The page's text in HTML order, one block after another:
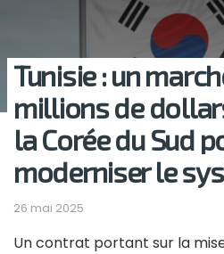
Tunisie : un
millions de
la Corée du Sud
moderniser le
26 mai 2025
Un contrat portant sur la